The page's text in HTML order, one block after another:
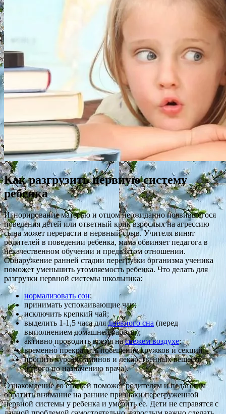
Как разгрузить нервную систему
ребенка
Игнорирование матерью и отцом неожиданно появившегося
поведения детей или ответный крик взрослых на агрессию
сына может перерасти в нервный срыв. Учителя винят
родителей в поведении ребенка, мама обвиняет педагога в
некачественном обучении и предвзятом отношении.
Обнаружение ранней стадии перегрузки организма ученика
поможет уменьшить утомляемость ребенка. Что делать для
разгрузки нервной системы школьника:
нормализовать сон;
принимать успокаивающие чаи;
исключить крепкий чай;
выделить 1-1,5 часа длядневного сна (перед
выполнением домашней работы);
активно проводить время насвежем воздухе;
временно прекратить посещение кружков и секций;
пропить курс витаминов и лекарственных веществ
(строго по назначению врача).
Ознакомление со статьей поможет родителям и педагогам
обратить внимание на ранние признаки перегруженной
нервной системы у ребенка и умерить ее. Дети не справятся с